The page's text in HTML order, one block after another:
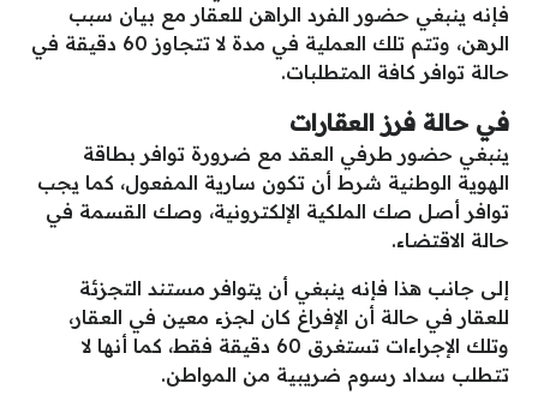
فإنه ينبغي حضور الفرد الراهن للعقار مع بيان سبب
الرهن، وتتم تلك العملية في مدة لا تتجاوز 60 دقيقة في
حالة توافر كافة المتطلبات.
في حالة فرز العقارات
ينبغي حضور طرفي العقد مع ضرورة توافر بطاقة
الهوية الوطنية شرط أن تكون سارية المفعول، كما يجب
توافر أصل صك الملكية الإلكترونية، وصك القسمة في
حالة الاقتضاء.
إلى جانب هذا فإنه ينبغي أن يتوافر مستند التجزئة
للعقار في حالة أن الإفراغ كان لجزء معين في العقار،
وتلك الإجراءات تستغرق 60 دقيقة فقط، كما أنها لا
تتطلب سداد رسوم ضريبية من المواطن.